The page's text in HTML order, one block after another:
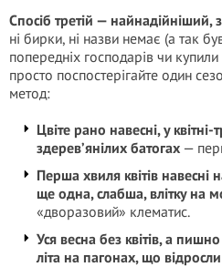
Спосіб третій — найнадійніший,
ні бирки, ні назви немає (а так
попередніх господарів чи
просто поспостерігайте один
метод:
Цвіте рано навесні, у квітні-
здерев’янілих батогах —
Перша хвиля квітів навесні
ще одна, слабша, влітку на
«дворазовий» клематис.
Уся весна без квітів, а
літа на пагонах, що